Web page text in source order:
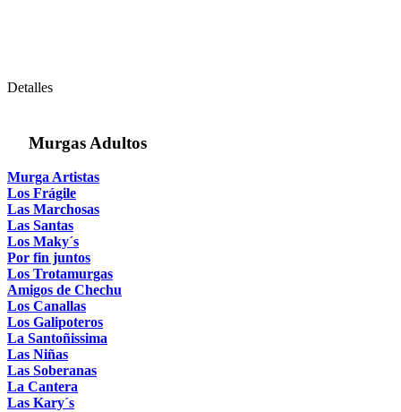
Detalles
Murgas Adultos
Murga Artistas
Los Frágile
Las Marchosas
Las Santas
Los Maky´s
Por fin juntos
Los Trotamurgas
Amigos de Chechu
Los Canallas
Los Galipoteros
La Santoñissima
Las Niñas
Las Soberanas
La Cantera
Las Kary´s